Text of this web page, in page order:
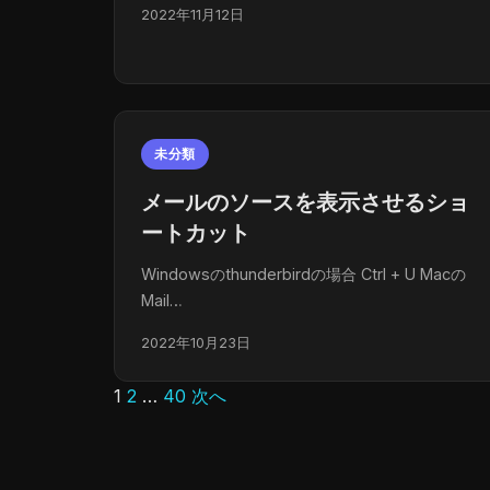
2022年11月12日
未分類
メールのソースを表示させるショ
ートカット
Windowsのthunderbirdの場合 Ctrl + U Macの
Mail…
2022年10月23日
投
1 2 … 40 次へ